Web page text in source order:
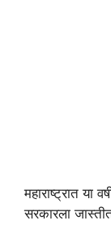
महाराष्ट्रात या
सरकारला